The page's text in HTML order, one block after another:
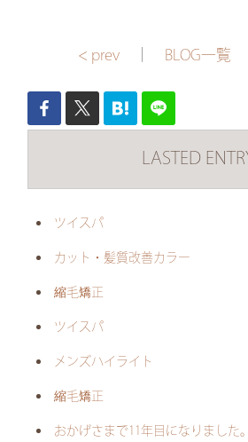
< prev BLOG一覧
LASTED
ツイスパ
カット・髪質改善カラー
縮毛矯正
ツイスパ
メンズハイライト
縮毛矯正
おかげさまで11年目になりました。